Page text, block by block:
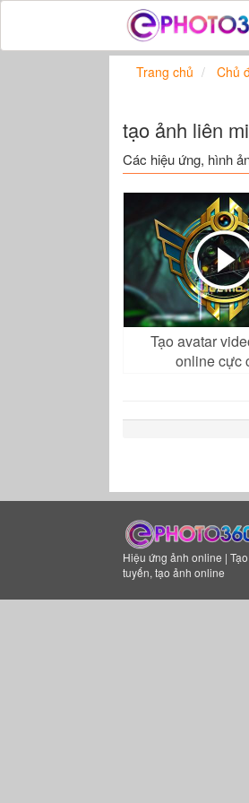
Trang chủ Chủ
tạo ảnh liên
Các hiệu ứng, hình
Tạo avatar
online cực
Hiệu ứng ảnh online |
tuyến, tạo ảnh online